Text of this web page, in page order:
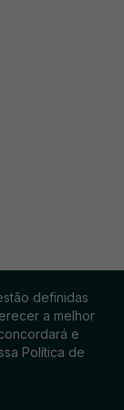
- 141.928.913.118
definidas
a melhor
e
Política de